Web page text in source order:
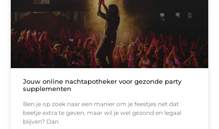
Jouw online nachtapotheker voor gezonde party
supplementen
Ben je op zoek naar een manier om je feestjes net dat
beetje extra te geven, maar wil je wel gezond en legaal
blijven? Dan